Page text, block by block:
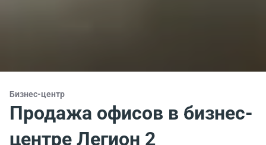
Бизнес-центр
Продажа офисов в бизнес-
центре Легион 2